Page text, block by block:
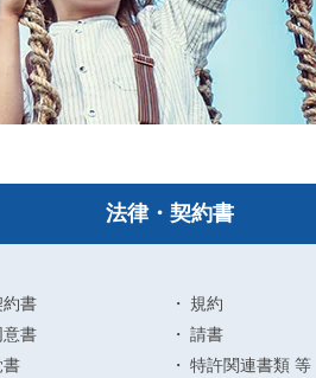
法律・契約書
約書
規約
意書
請書
書
特許関連書類 等